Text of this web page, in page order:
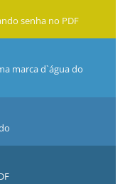
senha no PDF
marca d`água do